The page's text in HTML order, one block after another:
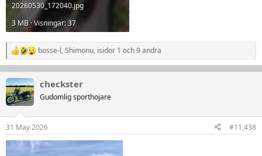
20260530_172040.jpg
3 MB · Visningar: 37
R
e
a
k
t
i
n
e
r
bosse-l,Shimonu, isidor 1 och 9 andra
checkster
Gudomlig sporthojare
31 May 2026 #11,438